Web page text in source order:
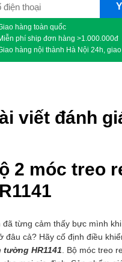
hàng toàn quốc
phí ship đơn hàng >1.000.000đ
hàng nội thành Hà Nội 24h,
viết đánh
2 móc treo
đã từng cảm thấy bực mình
đâu cả? Hãy cố định điều
tường HR1141 . Bộ móc treo